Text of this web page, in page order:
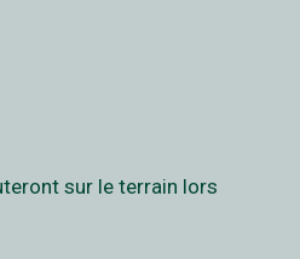
sur le terrain lors